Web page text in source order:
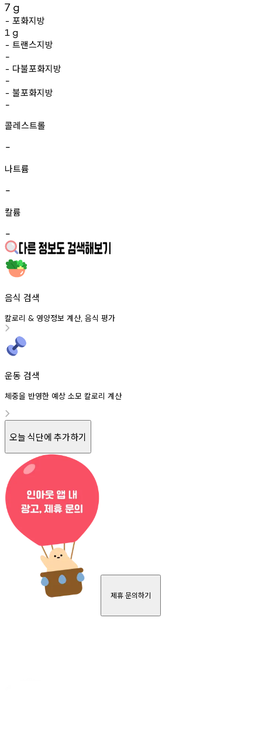
7 g
- 포화지방
1 g
- 트랜스지방
-
- 다불포화지방
-
- 불포화지방
-
콜레스트롤
-
나트륨
-
칼륨
-
음식 검색
칼로리 & 영양정보 계산, 음식 평가
운동 검색
체중을 반영한 예상 소모 칼로리 계산
오늘 식단에 추가하기
제휴 문의하기